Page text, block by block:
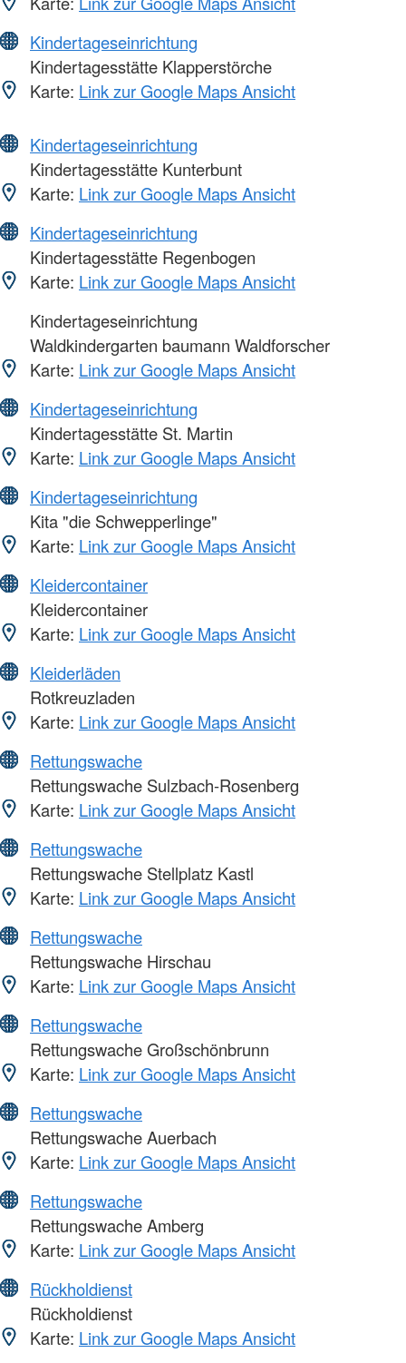
Kindertageseinrichtung
Kindertagesstätte Klapperstörche
Karte: Link zur Google Maps Ansicht
Kindertageseinrichtung
Kindertagesstätte Kunterbunt
Karte: Link zur Google Maps Ansicht
Kindertageseinrichtung
Kindertagesstätte Regenbogen
Karte: Link zur Google Maps Ansicht
Kindertageseinrichtung
Waldkindergarten baumann Waldforscher
Karte: Link zur Google Maps Ansicht
Kindertageseinrichtung
Kindertagesstätte St. Martin
Karte: Link zur Google Maps Ansicht
Kindertageseinrichtung
Kita "die Schwepperlinge"
Karte: Link zur Google Maps Ansicht
Kleidercontainer
Kleidercontainer
Karte: Link zur Google Maps Ansicht
Kleiderläden
Rotkreuzladen
Karte: Link zur Google Maps Ansicht
Rettungswache
Rettungswache Sulzbach-Rosenberg
Karte: Link zur Google Maps Ansicht
Rettungswache
Rettungswache Stellplatz Kastl
Karte: Link zur Google Maps Ansicht
Rettungswache
Rettungswache Hirschau
Karte: Link zur Google Maps Ansicht
Rettungswache
Rettungswache Großschönbrunn
Karte: Link zur Google Maps Ansicht
Rettungswache
Rettungswache Auerbach
Karte: Link zur Google Maps Ansicht
Rettungswache
Rettungswache Amberg
Karte: Link zur Google Maps Ansicht
Rückholdienst
Rückholdienst
Karte: Link zur Google Maps Ansicht